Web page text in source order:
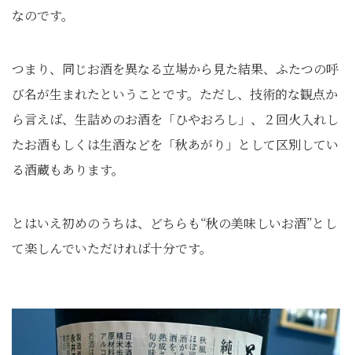
なのです。
つまり、同じお酒を異なる立場から見た結果、ふたつの呼
び名が生まれたということです。ただし、技術的な観点か
ら言えば、生詰めのお酒を「ひやおろし」、２回火入れし
たお酒もしくは生酒などを「秋あがり」として区別してい
る酒蔵もあります。
とはいえ初めのうちは、どちらも“秋の美味しいお酒”とし
て楽しんでいただければ十分です。